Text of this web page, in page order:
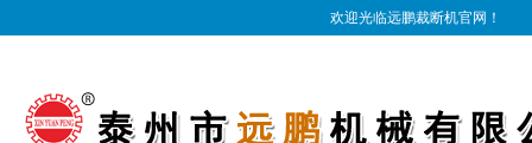
欢迎光临远鹏裁断机官网！